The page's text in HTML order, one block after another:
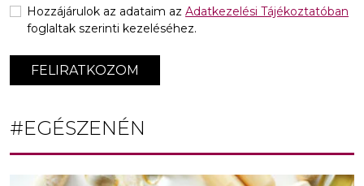
FELIRATKOZOM
Hozzájárulok az adataim az Adatkezelési Tájékoztatóban
foglaltak szerinti kezeléséhez.
#EGÉSZENÉN